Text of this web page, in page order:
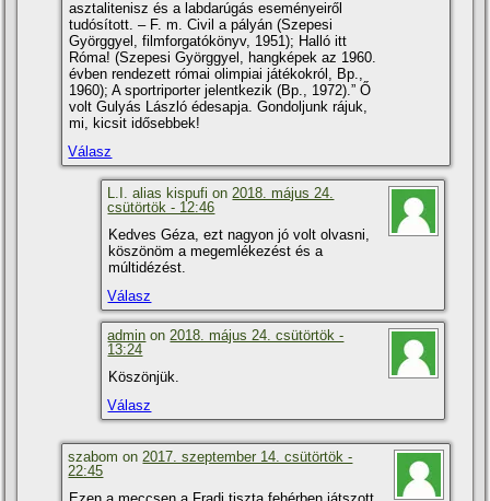
asztalitenisz és a labdarúgás eseményeiről
tudósí­tott. – F. m. Civil a pályán (Szepesi
Györggyel, filmforgatókönyv, 1951); Halló itt
Róma! (Szepesi Györggyel, hangképek az 1960.
évben rendezett római olimpiai játékokról, Bp.,
1960); A sportriporter jelentkezik (Bp., 1972).” Ő
volt Gulyás László édesapja. Gondoljunk rájuk,
mi, kicsit idősebbek!
Válasz
L.I. alias kispufi on 2018. május 24.
csütörtök - 12:46
Kedves Géza, ezt nagyon jó volt olvasni,
köszönöm a megemlékezést és a
múltidézést.
Válasz
admin on 2018. május 24. csütörtök -
13:24
Köszönjük.
Válasz
szabom on2017. szeptember 14. csütörtök -
22:45